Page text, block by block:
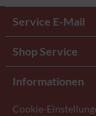
Service E-Mail
Shop Service
Informationen
Cookie-